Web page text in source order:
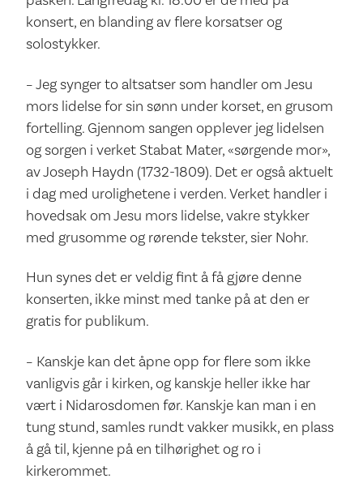
konsert, en blanding av flere korsatser og
solostykker.
– Jeg synger to altsatser som handler om Jesu
mors lidelse for sin sønn under korset, en grusom
fortelling. Gjennom sangen opplever jeg lidelsen
og sorgen i verket Stabat Mater, «sørgende mor»,
av Joseph Haydn (1732-1809). Det er også aktuelt
i dag med urolighetene i verden. Verket handler i
hovedsak om Jesu mors lidelse, vakre stykker
med grusomme og rørende tekster, sier Nohr.
Hun synes det er veldig fint å få gjøre denne
konserten, ikke minst med tanke på at den er
gratis for publikum.
– Kanskje kan det åpne opp for flere som ikke
vanligvis går i kirken, og kanskje heller ikke har
vært i Nidarosdomen før. Kanskje kan man i en
tung stund, samles rundt vakker musikk, en plass
å gå til, kjenne på en tilhørighet og ro i
kirkerommet.